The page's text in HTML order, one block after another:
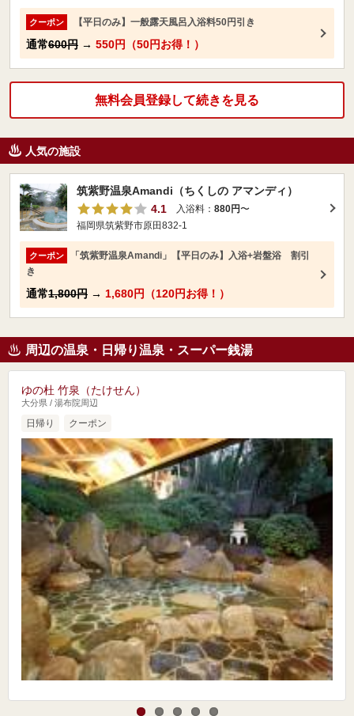
クーポン 【平日のみ】一般露天風呂入浴料50円引き
通常600円 → 550円（50円お得！）
無料会員登録して続きを見る
人気の施設
筑紫野温泉Amandi（ちくしの アマンディ）
4.1
入浴料： 880円〜
福岡県筑紫野市原田832-1
クーポン
「筑紫野温泉Amandi」【平日のみ】入浴+岩盤浴 割引
き
通常1,800円 → 1,680円（120円お得！）
周辺の温泉・日帰り温泉・スーパー銭湯
ゆの杜 竹泉（たけせん）
大分県 / 湯布院周辺
日帰り クーポン